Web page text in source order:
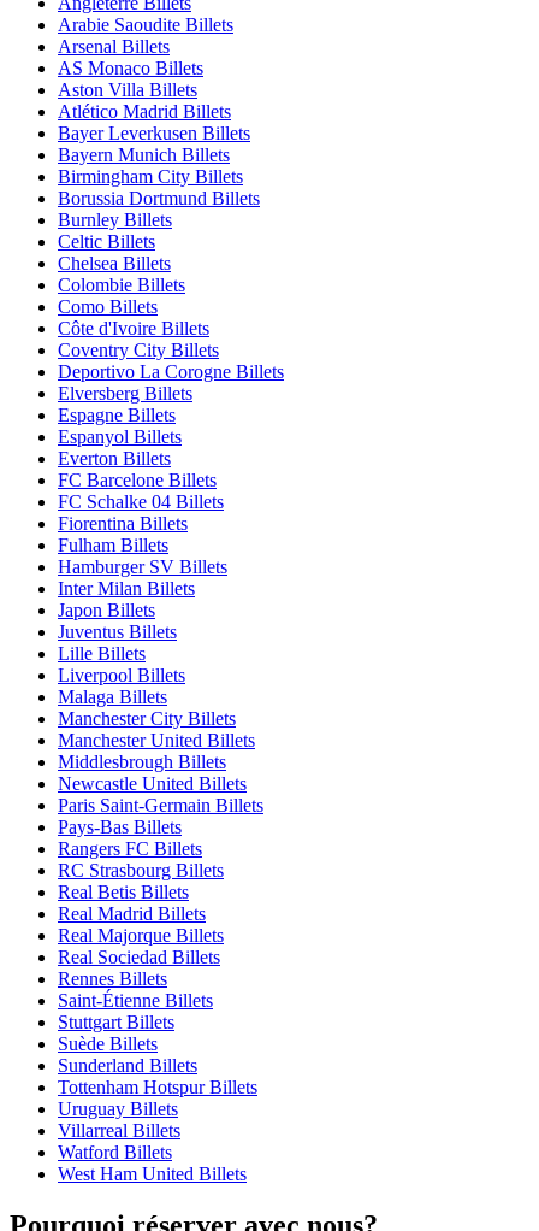
Arabie Saoudite Billets
Arsenal Billets
AS Monaco Billets
Aston Villa Billets
Atlético Madrid Billets
Bayer Leverkusen Billets
Bayern Munich Billets
Birmingham City Billets
Borussia Dortmund Billets
Burnley Billets
Celtic Billets
Chelsea Billets
Colombie Billets
Como Billets
Côte d'Ivoire Billets
Coventry City Billets
Deportivo La Corogne Billets
Elversberg Billets
Espagne Billets
Espanyol Billets
Everton Billets
FC Barcelone Billets
FC Schalke 04 Billets
Fiorentina Billets
Fulham Billets
Hamburger SV Billets
Inter Milan Billets
Japon Billets
Juventus Billets
Lille Billets
Liverpool Billets
Malaga Billets
Manchester City Billets
Manchester United Billets
Middlesbrough Billets
Newcastle United Billets
Paris Saint-Germain Billets
Pays-Bas Billets
Rangers FC Billets
RC Strasbourg Billets
Real Betis Billets
Real Madrid Billets
Real Majorque Billets
Real Sociedad Billets
Rennes Billets
Saint-Étienne Billets
Stuttgart Billets
Suède Billets
Sunderland Billets
Tottenham Hotspur Billets
Uruguay Billets
Villarreal Billets
Watford Billets
West Ham United Billets
Pourquoi réserver avec nous?